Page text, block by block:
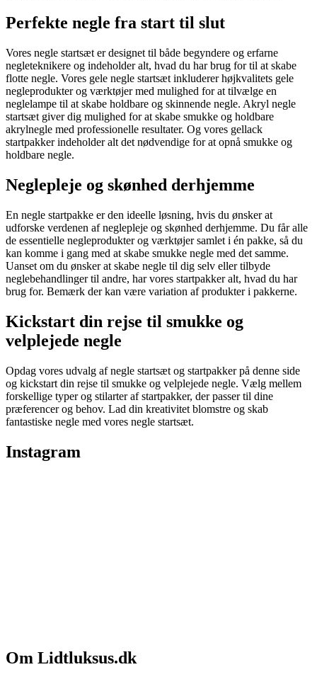
Perfekte negle fra start til slut
Vores negle startsæt er designet til både begyndere og erfarne
negleteknikere og indeholder alt, hvad du har brug for til at skabe
flotte negle. Vores gele negle startsæt inkluderer højkvalitets gele
negleprodukter og værktøjer med mulighed for at tilvælge en
neglelampe til at skabe holdbare og skinnende negle. Akryl negle
startsæt giver dig mulighed for at skabe smukke og holdbare
akrylnegle med professionelle resultater. Og vores gellack
startpakker indeholder alt det nødvendige for at opnå smukke og
holdbare negle.
Neglepleje og skønhed derhjemme
En negle startpakke er den ideelle løsning, hvis du ønsker at
udforske verdenen af neglepleje og skønhed derhjemme. Du får alle
de essentielle negleprodukter og værktøjer samlet i én pakke, så du
kan komme i gang med at skabe smukke negle med det samme.
Uanset om du ønsker at skabe negle til dig selv eller tilbyde
neglebehandlinger til andre, har vores startpakker alt, hvad du har
brug for. Bemærk der kan være variation af produkter i pakkerne.
Kickstart din rejse til smukke og
velplejede negle
Opdag vores udvalg af negle startsæt og startpakker på denne side
og kickstart din rejse til smukke og velplejede negle. Vælg mellem
forskellige typer og stilarter af startpakker, der passer til dine
præferencer og behov. Lad din kreativitet blomstre og skab
fantastiske negle med vores negle startsæt.
Instagram
Om Lidtluksus.dk